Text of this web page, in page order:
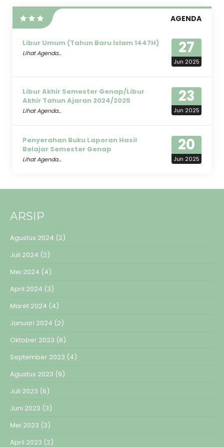
AGENDA
27
Jun 2025
Libur Umum (Tahun Baru Islam 1447H)
Lihat Agenda...
23
Jun 2025
Libur Akhir Semester Genap/Libur
Akhir Tahun Ajaran 2024/2025
Lihat Agenda...
20
Jun 2025
Penyerahan Buku Laporan Hasil
Belajar Semester Genap
Lihat Agenda...
ARSIP
Agustus 2024 (2)
Juli 2024 (2)
Mei 2024 (4)
April 2024 (3)
Maret 2024 (4)
Januari 2024 (2)
Oktober 2023 (8)
September 2023 (4)
Agustus 2023 (9)
Juli 2023 (6)
Juni 2023 (3)
Mei 2023 (3)
April 2023 (2)